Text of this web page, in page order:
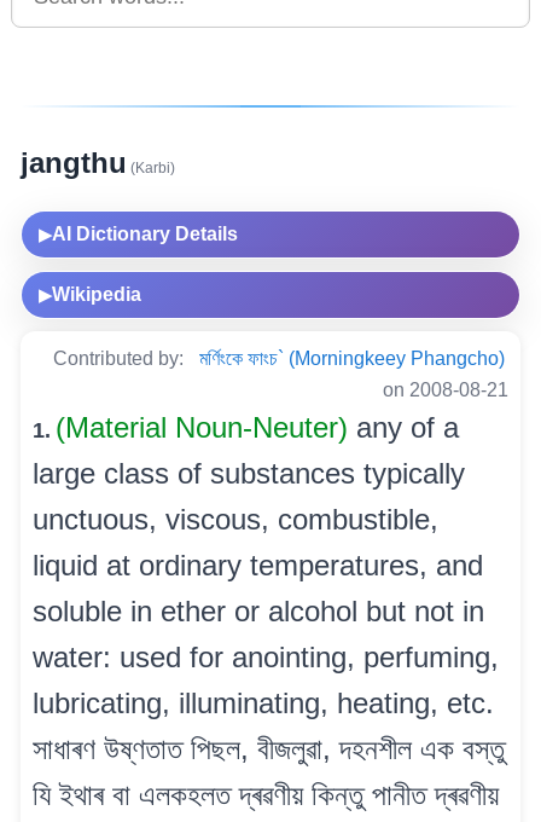
jangthu (Karbi)
▶AI Dictionary Details
▶Wikipedia
Contributed by:
মৰ্ণিংকে ফাংচ` (Morningkeey Phangcho)
on 2008-08-21
1. (Material Noun-Neuter) any of a
large class of substances typically
unctuous, viscous, combustible,
liquid at ordinary temperatures, and
soluble in ether or alcohol but not in
water: used for anointing, perfuming,
lubricating, illuminating, heating, etc.
সাধাৰণ উষ্ণতাত পিছল, বীজলুৱা, দহনশীল এক বস্তু
যি ইথাৰ বা এলকহলত দ্ৰৱণীয় কিন্তু পানীত দ্ৰৱণীয়